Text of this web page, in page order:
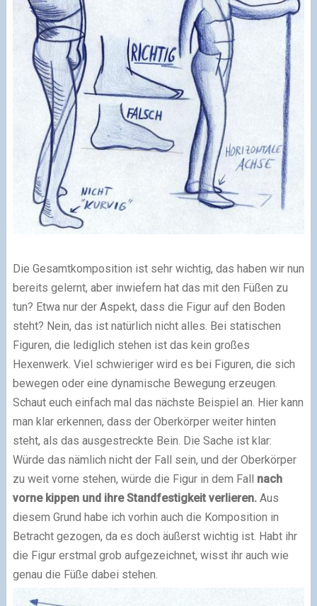
Die Gesamtkomposition ist sehr wichtig, das haben wir nun
bereits gelernt, aber inwiefern hat das mit den Füßen zu
tun? Etwa nur der Aspekt, dass die Figur auf den Boden
steht? Nein, das ist natürlich nicht alles. Bei statischen
Figuren, die lediglich stehen ist das kein großes
Hexenwerk. Viel schwieriger wird es bei Figuren, die sich
bewegen oder eine dynamische Bewegung erzeugen.
Schaut euch einfach mal das nächste Beispiel an. Hier kann
man klar erkennen, dass der Oberkörper weiter hinten
steht, als das ausgestreckte Bein. Die Sache ist klar:
Würde das nämlich nicht der Fall sein, und der Oberkörper
zu weit vorne stehen, würde die Figur in dem Fall
nach
vorne kippen und ihre Standfestigkeit verlieren.Aus
diesem Grund habe ich vorhin auch die Komposition in
Betracht gezogen, da es doch äußerst wichtig ist. Habt ihr
die Figur erstmal grob aufgezeichnet, wisst ihr auch wie
genau die Füße dabei stehen.